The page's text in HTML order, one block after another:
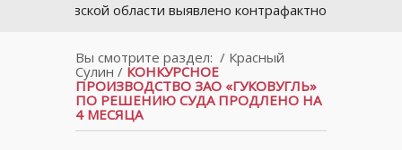
области выявлено контрафактное сливочное масло
Вы смотрите раздел: / Красный
Сулин / КОНКУРСНОЕ
ПРОИЗВОДСТВО ЗАО «ГУКОВУГЛЬ»
ПО РЕШЕНИЮ СУДА ПРОДЛЕНО НА
4 МЕСЯЦА